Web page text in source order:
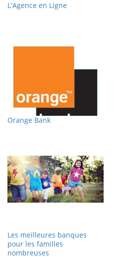
L'Agence en Ligne
Orange Bank
Les meilleures banques
pour les familles
nombreuses